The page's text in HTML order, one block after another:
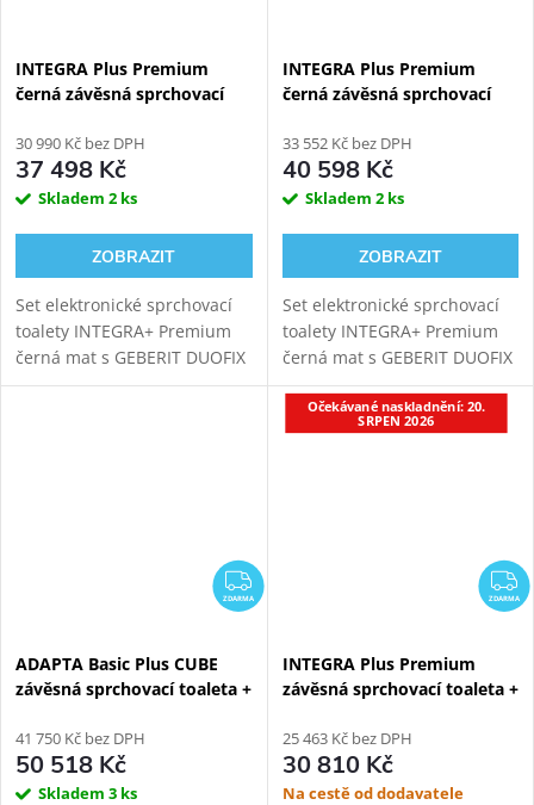
INTEGRA Plus Premium
černá závěsná sprchovací
111.925.00.6
30 990 Kč bez DPH
37 498 Kč
Skladem 2 ks
ZOBRAZIT
Set elektronické sprchovací
toalety INTEGRA+ Premium
černá mat s GEBERIT DUOFIX
111.925.00.6 modulem pro
INTEGRA Plus Premium
černá závěsná sprchovací
111.367.00.5
33 552 Kč bez DPH
40 598 Kč
Skladem 2 ks
ZOBRAZIT
Set elektronické sprchovací
toalety INTEGRA+ Premium
černá mat s GEBERIT DUOFIX
111.367.00.5 modulem pro
závěsné WC. Oproti základní
verzi přináší INTEGRA+
ZDARMA
ZDARMA
ADAPTA Basic Plus CUBE
závěsná sprchovací toaleta +
110.367.00.5
41 750 Kč bez DPH
50 518 Kč
Skladem 3 ks
Očekávané naskladnění: 20.
SRPEN 2026
ZDARMA
INTEGRA Plus Premium
závěsná sprchovací toaleta +
110.302.00.5
25 463 Kč bez DPH
30 810 Kč
Na cestě od dodavatele